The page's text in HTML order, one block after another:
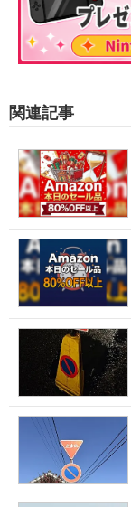
関連記事